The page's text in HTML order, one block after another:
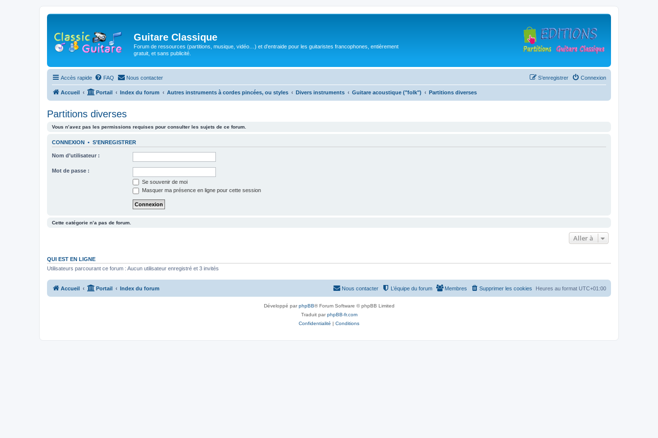
Guitare Classique
Forum de ressources (partitions, musique, vidéo…) et d'entraide pour les guitaristes francophones, entièrement
gratuit, et sans publicité.
Accès rapide FAQ Nous contacter Connexion
S’enregistrer
Accueil Portail Index du forum Autres instruments à cordes pincées, ou styles Divers instruments Guitare acoustique ("folk") Partitions diverses
Partitions diverses
Vous n’avez pas les permissions requises pour consulter les sujets de ce forum.
CONNEXION • S’ENREGISTRER
Nom d’utilisateur :
Mot de passe :
Se souvenir de moi
Masquer ma présence en ligne pour cette session
Cette catégorie n’a pas de forum.
Aller à
QUI EST EN LIGNE
Utilisateurs parcourant ce forum : Aucun utilisateur enregistré et 3 invités
Accueil Portail Index du forum Heures au format UTC+01:00
Supprimer les cookies
Membres
L’équipe du forum
Nous contacter
Développé parphpBB® Forum Software © phpBB Limited
Traduit parphpBB-fr.com
Confidentialité | Conditions